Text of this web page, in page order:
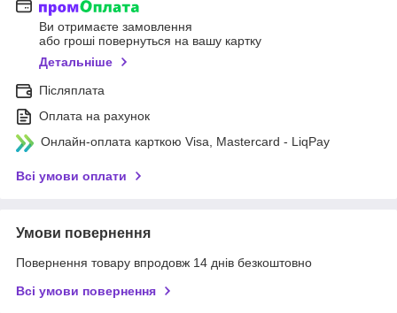
Ви отримаєте замовлення
або гроші повернуться на вашу картку
Детальніше
Післяплата
Оплата на рахунок
Онлайн-оплата карткою Visa, Mastercard - LiqPay
Всі умови оплати
Умови повернення
Повернення товару впродовж 14 днів безкоштовно
Всі умови повернення